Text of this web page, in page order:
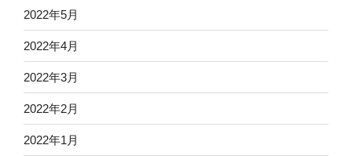
2022年5月
2022年4月
2022年3月
2022年2月
2022年1月